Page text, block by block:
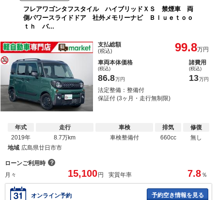
フレアワゴンタフスタイル ハイブリッドＸＳ 禁煙車 両
側パワースライドドア 社外メモリーナビ Ｂｌｕｅｔｏｏ
ｔｈ バ...
支払総額
(税込) 99.8万円
車両本体価格
(税込)
86.8万円
諸費用
(税込)
13万円
法定整備：整備付
保証付 (3ヶ月・走行無制限)
年式
2019年
走行
8.7万km
車検
車検整備付
排気
660cc
修復
無し
地域 広島県廿日市市
ローンご利用時 ？
月々
15,100 円 実質年率 7.8 ％
オンライン予約 予約空き情報を見る